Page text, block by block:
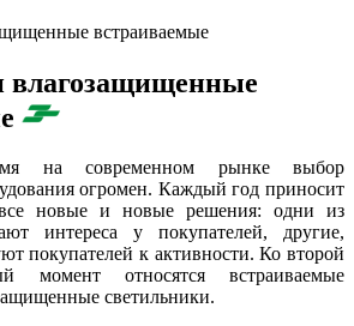
встраиваемые
влагозащищенные
на современном рынке выбор
огромен. Каждый год приносит
новые и новые решения: одни из
интереса у покупателей, другие,
покупателей к активности. Ко второй
момент относятся встраиваемые
светильники.